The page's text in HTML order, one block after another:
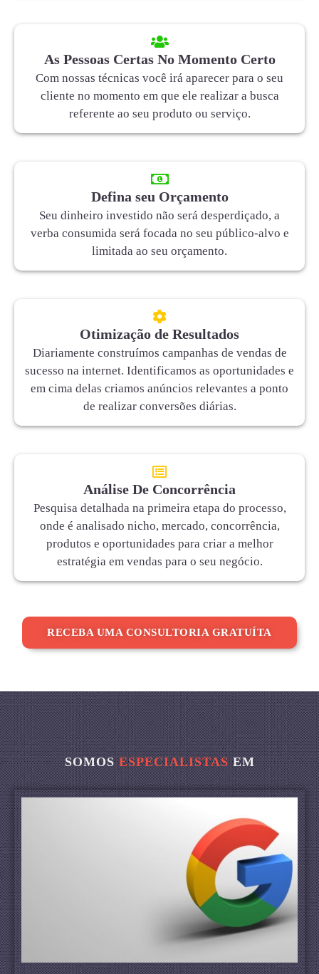
As Pessoas Certas No Momento Certo
Com nossas técnicas você irá aparecer para o seu
cliente no momento em que ele realizar a busca
referente ao seu produto ou serviço.
Defina seu Orçamento
Seu dinheiro investido não será desperdiçado, a
verba consumida será focada no seu público-alvo e
limitada ao seu orçamento.
Otimização de Resultados
Diariamente construímos campanhas de vendas de
sucesso na internet. Identificamos as oportunidades e
em cima delas criamos anúncios relevantes a ponto
de realizar conversões diárias.
Análise De Concorrência
Pesquisa detalhada na primeira etapa do processo,
onde é analisado nicho, mercado, concorrência,
produtos e oportunidades para criar a melhor
estratégia em vendas para o seu negócio.
RECEBA UMA CONSULTORIA GRATUÍTA
SOMOSESPECIALISTASEM